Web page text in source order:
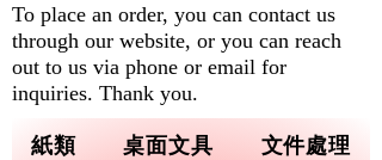
紙類 桌面文具 文件處理
To place an order, you can contact us
through our website, or you can reach
out to us via phone or email for
inquiries. Thank you.